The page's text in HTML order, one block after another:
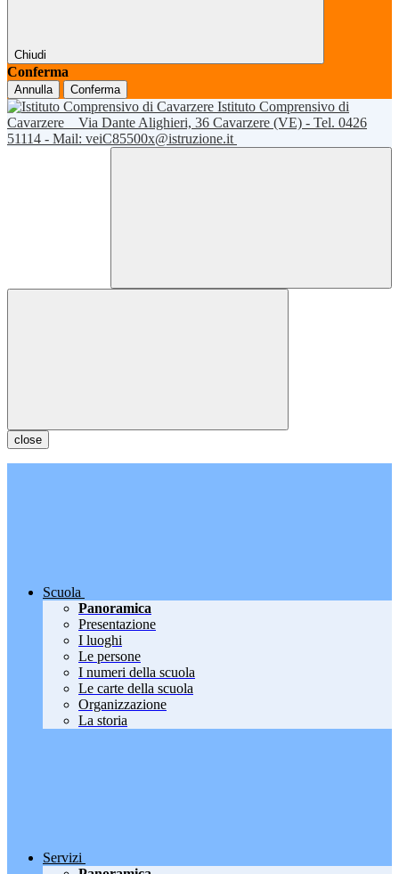
Chiudi
Conferma
Annulla Conferma
Istituto Comprensivo di
Cavarzere
Via Dante Alighieri, 36 Cavarzere (VE) - Tel. 0426
51114 - Mail: veiC85500x@istruzione.it
close
Scuola
Panoramica
Presentazione
I luoghi
Le persone
I numeri della scuola
Le carte della scuola
Organizzazione
La storia
Servizi